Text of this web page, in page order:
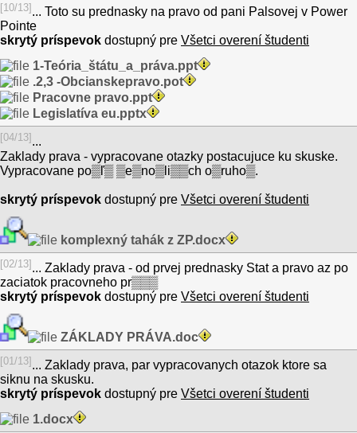
[10/13] ... Toto su prednasky na pravo od pani Palsovej v Power
Pointe
skrytý príspevok dostupný pre Všetci overení študenti
1-Teória_štátu_a_práva.ppt
.2,3 -Obcianskepravo.pot
Pracovne pravo.ppt
Legislatíva eu.pptx
[04/13] ...
Zaklady prava - vypracovane otazky postacujuce ku skuske.
Vypracovane po▒ľ▒ ▒e▒no▒li▒▒ch o▒ruho▒.
skrytý príspevok dostupný pre Všetci overení študenti
komplexný tahák z ZP.docx
[02/13]... Zaklady prava - od prvej prednasky Stat a pravo az po
zaciatok pracovneho pr▒▒▒
skrytý príspevok dostupný pre Všetci overení študenti
ZÁKLADY PRÁVA.doc
[01/13] ... Zaklady prava, par vypracovanych otazok ktore sa
siknu na skusku.
skrytý príspevok dostupný pre Všetci overení študenti
1.docx